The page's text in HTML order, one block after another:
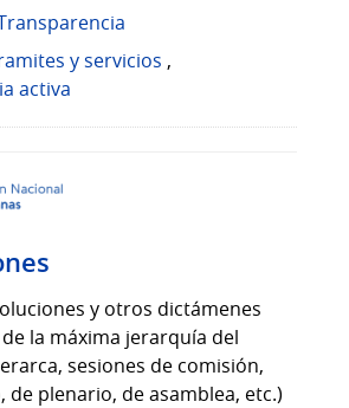
y servicios ,
activa
y otros dictámenes
la máxima jerarquía del
sesiones de comisión,
de plenario, de asamblea, etc.)